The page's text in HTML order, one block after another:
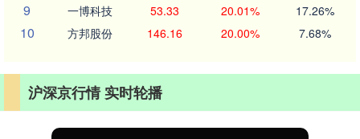
9 一博科技 53.33 20.01% 17.26%
10 方邦股份 146.16 20.00% 7.68%
沪深京行情 实时轮播